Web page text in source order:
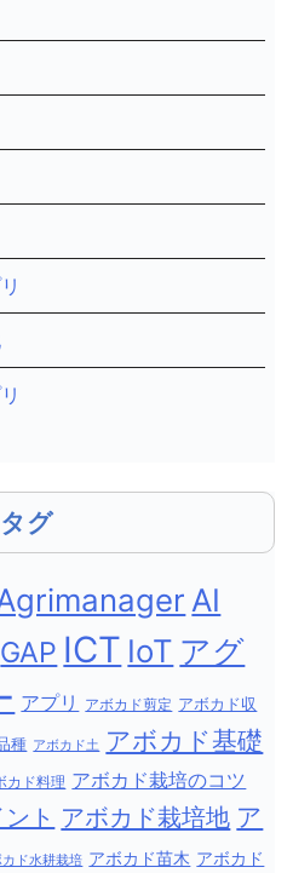
タグ
AI
GAP ICT IoT アグ
アプリ アボカド剪定 アボカド収
種 アボカド土
アボカド基礎
カド料理 アボカド栽培のコツ
ト アボカド栽培地 ア
カド水耕栽培 アボカド苗木 アボカド